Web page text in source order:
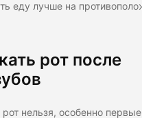
еду лучше на
рот после
рот нельзя, особенно